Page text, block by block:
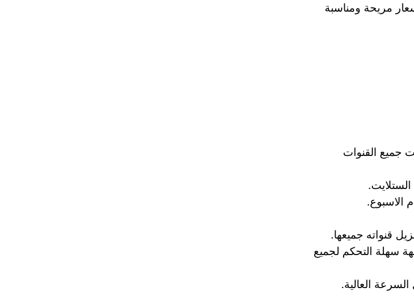
كاملة وبأسعار مريحة ومناسبة
جميع القنوات
الاسبوع.
سهلة التحكم لجميع
العالية.